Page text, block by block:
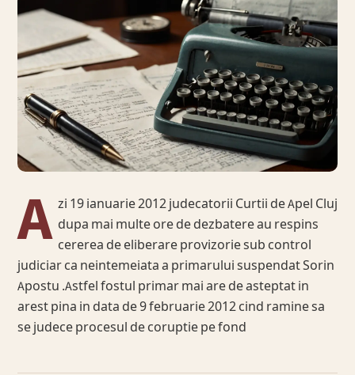
A zi 19 ianuarie 2012 judecatorii Curtii de Apel Cluj
dupa mai multe ore de dezbatere au respins
cererea de eliberare provizorie sub control
judiciar ca neintemeiata a primarului suspendat Sorin
Apostu .Astfel fostul primar mai are de asteptat in
arest pina in data de 9 februarie 2012 cind ramine sa
se judece procesul de coruptie pe fond